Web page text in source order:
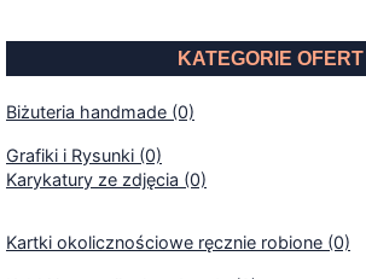
KATEGORIE OFERT
Biżuteria handmade (0)
Grafiki i Rysunki (0)
Karykatury ze zdjęcia (0)
Kartki okolicznościowe ręcznie robione (0)